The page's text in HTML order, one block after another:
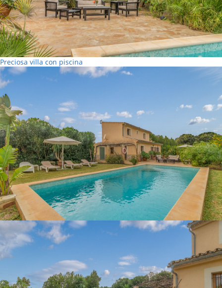
Preciosa villa con piscina